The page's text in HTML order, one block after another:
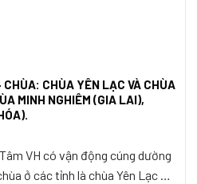
CHÙA: CHÙA YÊN LẠC VÀ CHÙA
MINH NGHIÊM (GIA LAI),
VH có vận động cúng dường
ở các tỉnh là chùa Yên Lạc và